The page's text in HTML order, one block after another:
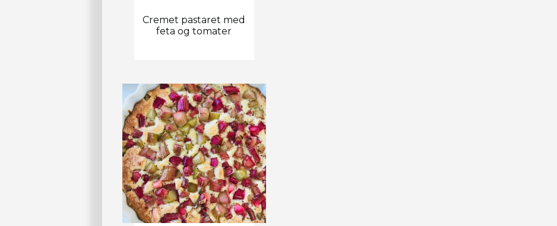
Cremet pastaret med
feta og tomater